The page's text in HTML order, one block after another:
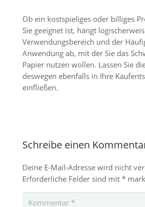
Ob ein kostspieliges oder billiges
Sie geeignet ist, hängt
Verwendungsbereich und der
Anwendung ab, mit der Sie das
Papier nutzen wollen. Lassen Sie
deswegen ebenfalls in Ihre
einfließen.
Schreibe einen
Deine E-Mail-Adresse wird nicht
Erforderliche Felder sind mit *